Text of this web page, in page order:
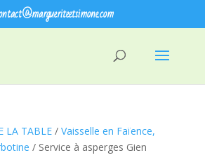
LA TABLE/ Vaisselle en Faïence,
/ Service à asperges Gien